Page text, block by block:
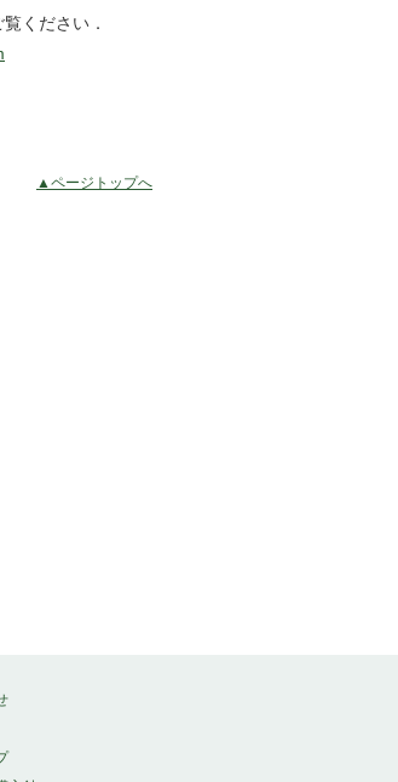
ください．
▲ページトップへ